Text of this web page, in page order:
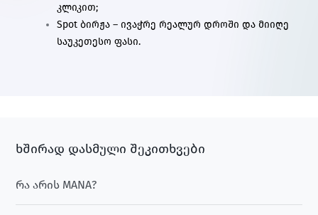
კლიკით;
Spot ბირჟა – ივაჭრე რეალურ დროში და მიიღე
საუკეთესო ფასი.
ხშირად დასმული შეკითხვები
რა არის MANA?